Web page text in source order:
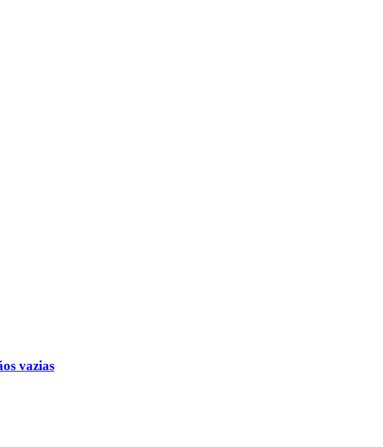
vazias